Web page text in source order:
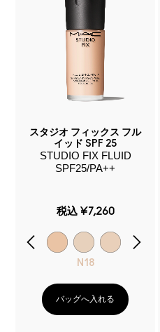
スタジオ フィックス フル
イッド SPF 25
STUDIO FIX FLUID
SPF25/PA++
税込 ¥7,260
N18
バッグへ入れる